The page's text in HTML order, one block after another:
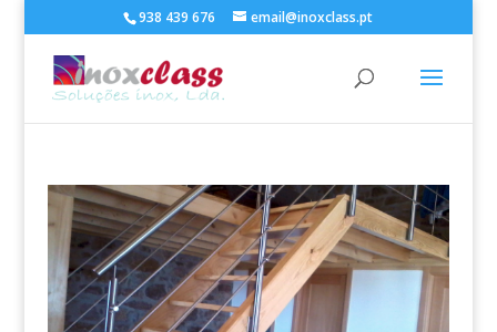
938 439 676 email@inoxclass.pt